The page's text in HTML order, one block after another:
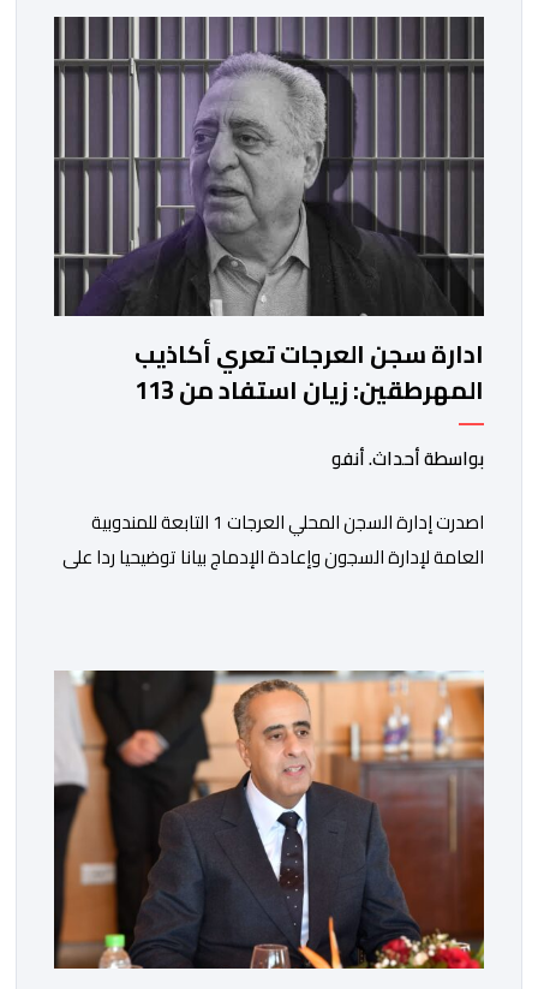
ادارة سجن العرجات تعري أكاذيب
المهرطقين: زيان استفاد من 113
استشارة و50 فحصا طبيا
بواسطة أحداث. أنفو
اصدرت إدارة السجن المحلي العرجات 1 التابعة للمندوبية
العامة لإدارة السجون وإعادة الإدماج بيانا توضيحيا ردا على
ذاتها، وذلك لتنوير الرأي العام بالحقائق والمعطيات
الدقيقة.واوضحت إدارة المؤسسة السجنية أن المعني بالأمر
يستفيد منذ إيداعه من تتبع طبي منتظم ومستمر وفقا […]